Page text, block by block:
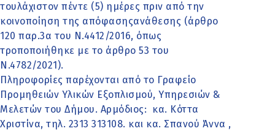
τουλάχιστον πέντε (5) ημέρες πριν από την
κοινοποίηση της απόφασηςανάθεσης (άρθρο
120 παρ.3α του Ν.4412/2016, όπως
τροποποιήθηκε με το άρθρο 53 του
Ν.4782/2021).
Πληροφορίες παρέχονται από το Γραφείο
Προμηθειών Υλικών Εξοπλισμού, Υπηρεσιών &
Μελετών του Δήμου. Αρμόδιος: κα. Κόττα
Χριστίνα, τηλ. 2313 313108. και κα. Σπανού Άννα ,